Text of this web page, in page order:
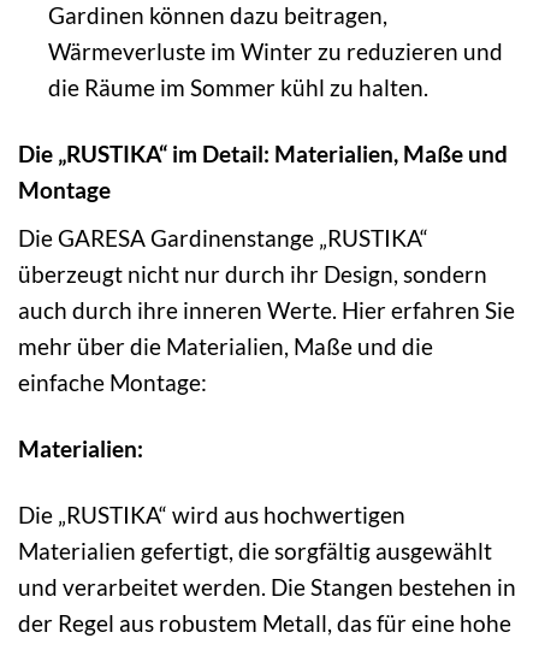
Gardinen können dazu beitragen,
Wärmeverluste im Winter zu reduzieren und
die Räume im Sommer kühl zu halten.
Die „RUSTIKA“ im Detail: Materialien, Maße und
Montage
Die GARESA Gardinenstange „RUSTIKA“
überzeugt nicht nur durch ihr Design, sondern
auch durch ihre inneren Werte. Hier erfahren Sie
mehr über die Materialien, Maße und die
einfache Montage:
Materialien:
Die „RUSTIKA“ wird aus hochwertigen
Materialien gefertigt, die sorgfältig ausgewählt
und verarbeitet werden. Die Stangen bestehen in
der Regel aus robustem Metall, das für eine hohe